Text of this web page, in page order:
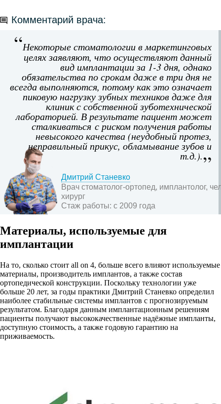
Комментарий врача:
Некоторые стоматологии в маркетинговых
целях заявляют, что осуществляют данный
вид имплантации за 1-3 дня, однако
обязательства по срокам даже в три дня не
всегда выполняются, потому как это означает
пиковую нагрузку зубных техников даже для
клиник с собственной зуботехнической
лабораторией. В результате пациент может
сталкиваться с риском получения работы
невысокого качества (неудобный протез,
неправильный прикус, обламывание зубов и
т.д.).
Дмитрий Станевко
Врач стоматолог-ортопед, имплантолог,
хирург
Стаж работы: с 2009 года
Материалы, используемые для
имплантации
На то, сколько стоит all on 4, больше всего влияют используемые
материалы, производитель имплантов, а также состав
ортопедической конструкции. Поскольку технологии уже
больше 20 лет, за годы практики Дмитрий Станевко определил
наиболее стабильные системы имплантов с прогнозируемым
результатом. Благодаря данным имплантационным решениям
пациенты получают высококачественные надёжные импланты,
доступную стоимость, а также годовую гарантию на
приживаемость.